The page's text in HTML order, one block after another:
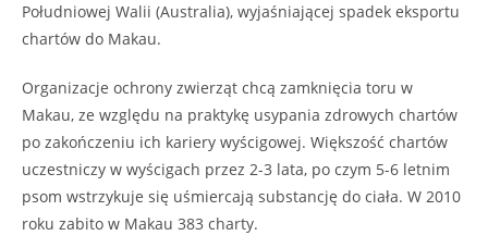
Południowej Walii (Australia), wyjaśniającej spadek eksportu
chartów do Makau.
Organizacje ochrony zwierząt chcą zamknięcia toru w
Makau, ze względu na praktykę usypania zdrowych chartów
po zakończeniu ich kariery wyścigowej. Większość chartów
uczestniczy w wyścigach przez 2-3 lata, po czym 5-6 letnim
psom wstrzykuje się uśmiercają substancję do ciała. W 2010
roku zabito w Makau 383 charty.